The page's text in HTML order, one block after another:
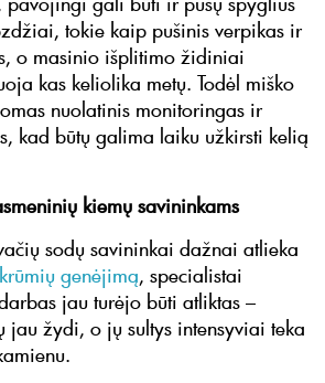
tokie kaip pušinis verpikas ir
o masinio išplitimo židiniai
kas keliolika metų. Todėl miško
nuolatinis monitoringas ir
kad būtų galima laiku užkirsti kelią
kiemų savininkams
sodų savininkai dažnai atlieka
genėjimą, specialistai
jau turėjo būti atliktas –
žydi, o jų sultys intensyviai teka